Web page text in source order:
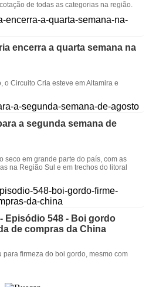
de todas as categorias na região.
encerra a quarta semana na
o Circuito Cria esteve em Altamira e
a segunda semana de
seco em grande parte do país, com as
na Região Sul e em trechos do litoral
Episódio 548 - Boi gordo
de compras da China
firmeza do boi gordo, mesmo com